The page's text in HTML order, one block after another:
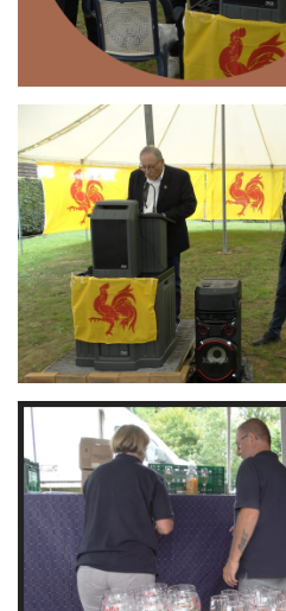
Branding
ARMCHAIR
Branding
ARMCHAIR